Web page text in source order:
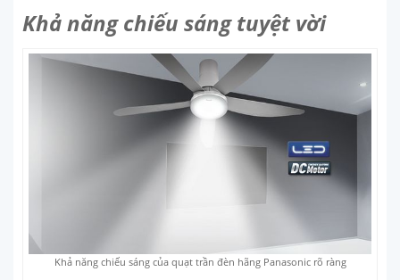
Khả năng chiếu sáng tuyệt vời
Khả năng chiếu sáng của quạt trần đèn hãng Panasonic rõ ràng